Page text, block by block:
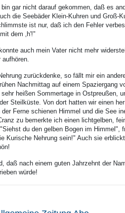
gar nicht darauf gekommen, daß es
die Seebäder Klein-Kuhren und Groß-
ist nur, daß ich den Fehler
dem ‚h'!"
auch mein Vater nicht mehr
aufhören.
zurückdenke, so fällt mir ein
Nachmittag auf einem Spaziergang
heißen Sommertage in Ostpreußen,
Steilküste. Von dort hatten wir einen
Ferne schienen Himmel und die See
zu bemerkte ich einen lichtgelben,
du den gelben Bogen im Himmel",
Kurische Nehrung sein!" Auch sie
daß nach einem guten Jahrzehnt der
würde!